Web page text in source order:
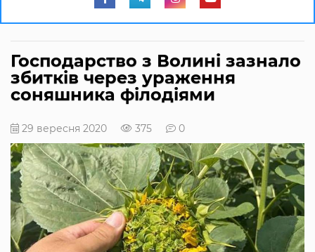
Господарство з Волині зазнало
збитків через ураження
соняшника філодіями
29 вересня 2020 375 0